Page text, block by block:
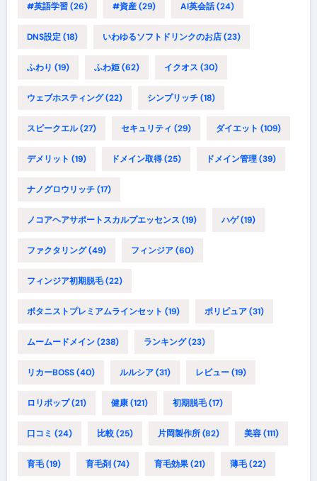
#英語学習(26) #資産(29) AI英会話(24)
DNS設定(18) いわゆるソフトドリンクのお店(23)
ふわり (19) ふわ姫(62) イクオス (30)
ウェブホスティング(22) シンプリッチ(18)
スピークエル(27) セキュリティ (29) ダイエット (109)
デメリット (19) ドメイン取得(25) ドメイン管理(39)
ナノグロウリッチ(17)
ノコアヘアサポートスカルプエッセンス (19) ハゲ(19)
ファクタリング(49) フィンジア(60)
フィンジア初期脱毛(22)
ボタニストプレミアムラインセット (19) ポリピュア(31)
ムームードメイン(238) ランキング(23)
リカーBOSS(40) ルルシア(31) レビュー(19)
ロリポップ(21) 健康(121) 初期脱毛(17)
口コミ (24) 比較(25) 片岡製作所(82) 美容(111)
育毛(19) 育毛剤 (74) 育毛効果(21) 薄毛(22)